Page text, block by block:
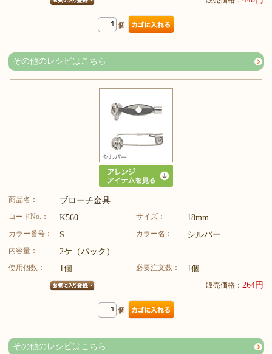
個
その他のレシピはこちら
商品名： ブローチ金具
コードNo.： K560 サイズ： 18mm
カラー番号： S カラー名： シルバー
内容量： 2ケ（パック）
使用個数： 1個 必要注文数： 1個
販売価格： 264円
個
その他のレシピはこちら